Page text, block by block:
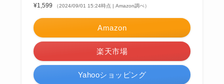
¥1,599
（2024/09/01 15:24時点 | Amazon調べ）
Amazon
楽天市場
Yahooショッピング